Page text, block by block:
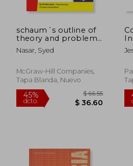
schaum´s outline of
theory and problems
of electric power
systems (en Inglés)
Nasar, Syed
McGraw-Hill Companies,
Tapa Blanda, Nuevo